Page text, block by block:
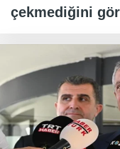
çekmediğini